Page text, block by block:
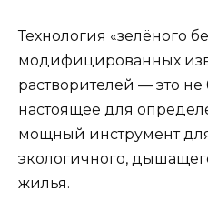
Технология «зелёного
модифицированных
растворителей — это
настоящее для
мощный инструмент
экологичного,
жилья.